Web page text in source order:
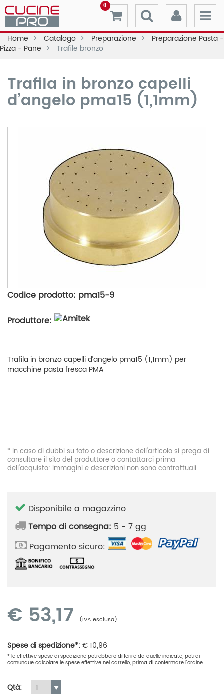
0
Home Catalogo Preparazione
Preparazione Pasta -
Pizza - Pane
Trafile bronzo
Trafila in bronzo capelli
d’angelo pma15 (1,1mm)
Codice prodotto: pma15-9
Produttore:
Trafila in bronzo capelli d’angelo pma15 (1,1mm) per
macchine pasta fresca PMA
* In caso di dubbi su foto o descrizione dell'articolo si prega di
consultare il sito del produttore o contattarci prima
dell'acquisto: immagini e descrizioni non sono contrattuali
Disponibile a magazzino
Tempo di consegna: 5 - 7 gg
Pagamento sicuro:
€ 53,17 (IVA esclusa)
Spese di spedizione*:€10,96
* le effettive spese di spedizione potrebbero differire da quelle indicate, potrai
comunque calcolare le spese effettive nel carrello, prima di confermare l'ordine
Qtà: